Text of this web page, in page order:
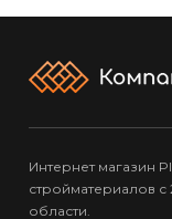
Интернет магазин
стройматериалов
области.